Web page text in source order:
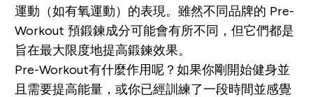
運動（如有氧運動）的表現。雖然不同品牌的 Pre-
Workout 預鍛鍊成分可能會有所不同，但它們都是
旨在最大限度地提高鍛鍊效果。
Pre-Workout有什麼作用呢？如果你剛開始健身並
且需要提高能量，或你已經訓練了一段時間並感覺